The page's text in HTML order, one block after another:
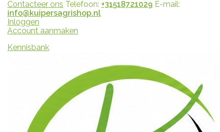
Contacteer ons Telefoon: +31518721029 E-mail:
info@kuipersagrishop.nl
Inloggen
Account aanmaken
Kennisbank